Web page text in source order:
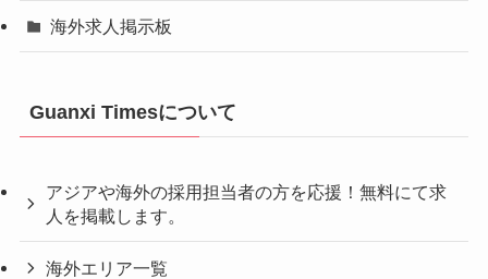
海外求人掲示板
Guanxi Timesについて
アジアや海外の採用担当者の方を応援！無料にて求
人を掲載します。
海外エリア一覧